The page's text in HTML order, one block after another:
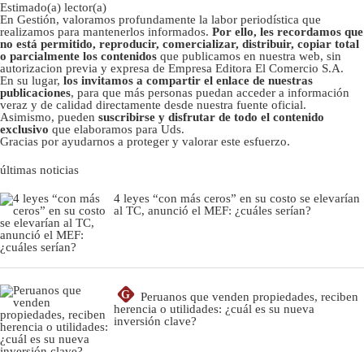
Estimado(a) lector(a)
En Gestión, valoramos profundamente la labor periodística que
realizamos para mantenerlos informados. Por ello, les recordamos que
no está permitido, reproducir, comercializar, distribuir, copiar total
o parcialmente los contenidos que publicamos en nuestra web, sin
autorizacion previa y expresa de Empresa Editora El Comercio S.A.
En su lugar, los invitamos a compartir el enlace de nuestras
publicaciones, para que más personas puedan acceder a información
veraz y de calidad directamente desde nuestra fuente oficial.
Asimismo, pueden suscribirse y disfrutar de todo el contenido
exclusivo que elaboramos para Uds.
Gracias por ayudarnos a proteger y valorar este esfuerzo.
últimas noticias
4 leyes “con más ceros” en su costo se elevarían
al TC, anunció el MEF: ¿cuáles serían?
G
Peruanos que venden propiedades, reciben
herencia o utilidades: ¿cuál es su nueva
inversión clave?